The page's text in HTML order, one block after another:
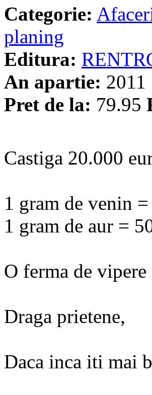
Categorie:
planing
Editura:
An apartie: 2011
Pret de la: 79.95
Castiga 20.000
1 gram de venin
1 gram de aur =
O ferma de
Draga prietene,
Daca inca iti mai